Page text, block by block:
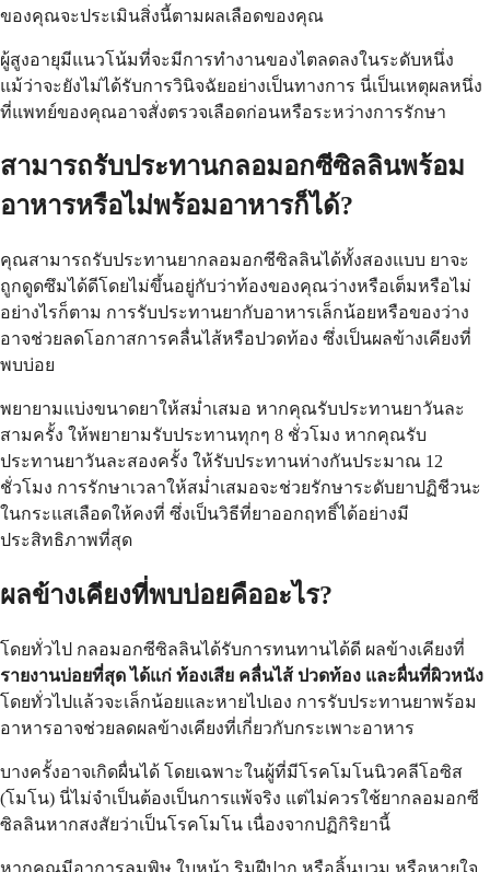
ของคุณจะประเมินสิ่งนี้ตามผลเลือดของคุณ
ผู้สูงอายุมีแนวโน้มที่จะมีการทำงานของไตลดลงในระดับหนึ่ง
แม้ว่าจะยังไม่ได้รับการวินิจฉัยอย่างเป็นทางการ นี่เป็นเหตุผลหนึ่ง
ที่แพทย์ของคุณอาจสั่งตรวจเลือดก่อนหรือระหว่างการรักษา
สามารถรับประทานกลอมอกซีซิลลินพร้อม
อาหารหรือไม่พร้อมอาหารก็ได้?
คุณสามารถรับประทานยากลอมอกซีซิลลินได้ทั้งสองแบบ ยาจะ
ถูกดูดซึมได้ดีโดยไม่ขึ้นอยู่กับว่าท้องของคุณว่างหรือเต็มหรือไม่
อย่างไรก็ตาม การรับประทานยากับอาหารเล็กน้อยหรือของว่าง
อาจช่วยลดโอกาสการคลื่นไส้หรือปวดท้อง ซึ่งเป็นผลข้างเคียงที่
พบบ่อย
พยายามแบ่งขนาดยาให้สม่ำเสมอ หากคุณรับประทานยาวันละ
สามครั้ง ให้พยายามรับประทานทุกๆ 8 ชั่วโมง หากคุณรับ
ประทานยาวันละสองครั้ง ให้รับประทานห่างกันประมาณ 12
ชั่วโมง การรักษาเวลาให้สม่ำเสมอจะช่วยรักษาระดับยาปฏิชีวนะ
ในกระแสเลือดให้คงที่ ซึ่งเป็นวิธีที่ยาออกฤทธิ์ได้อย่างมี
ประสิทธิภาพที่สุด
ผลข้างเคียงที่พบบ่อยคืออะไร?
โดยทั่วไป กลอมอกซีซิลลินได้รับการทนทานได้ดี ผลข้างเคียงที่
รายงานบ่อยที่สุด ได้แก่ ท้องเสีย คลื่นไส้ ปวดท้อง และผื่นที่ผิวหนัง
โดยทั่วไปแล้วจะเล็กน้อยและหายไปเอง การรับประทานยาพร้อม
อาหารอาจช่วยลดผลข้างเคียงที่เกี่ยวกับกระเพาะอาหาร
บางครั้งอาจเกิดผื่นได้ โดยเฉพาะในผู้ที่มีโรคโมโนนิวคลีโอซิส
(โมโน) นี่ไม่จำเป็นต้องเป็นการแพ้จริง แต่ไม่ควรใช้ยากลอมอกซี
ซิลลินหากสงสัยว่าเป็นโรคโมโน เนื่องจากปฏิกิริยานี้